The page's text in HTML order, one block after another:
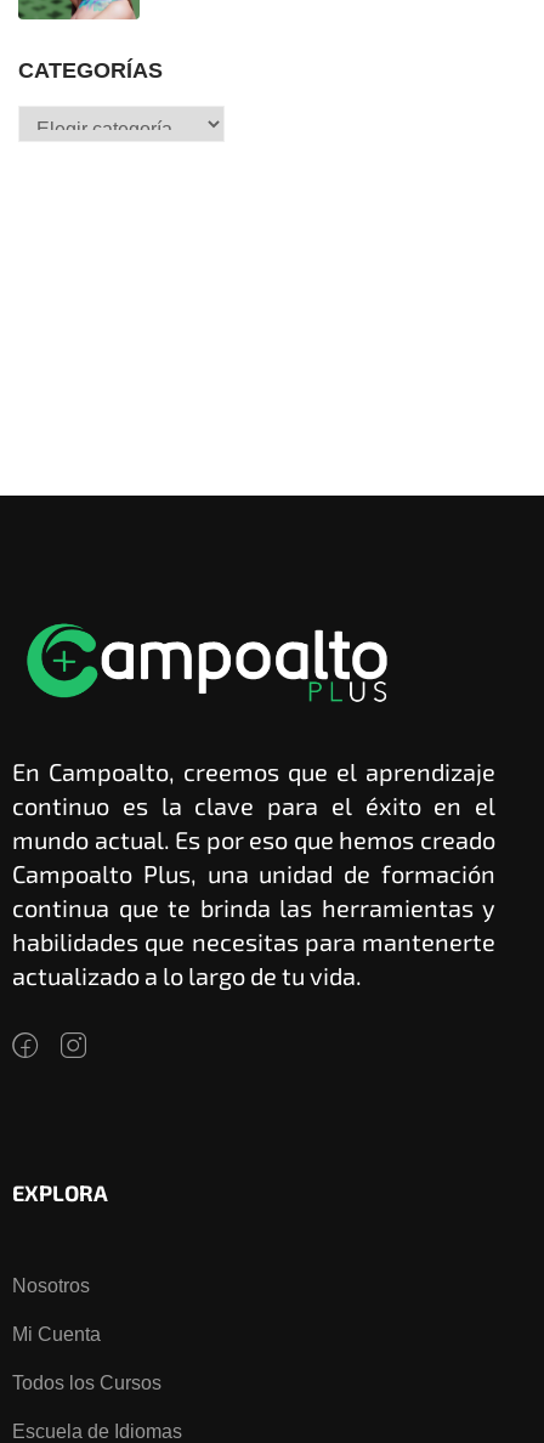
CATEGORÍAS
En Campoalto, creemos que el aprendizaje
continuo es la clave para el éxito en el
mundo actual. Es por eso que hemos creado
Campoalto Plus, una unidad de formación
continua que te brinda las herramientas y
habilidades que necesitas para mantenerte
actualizado a lo largo de tu vida.
EXPLORA
Nosotros
Mi Cuenta
Todos los Cursos
Escuela de Idiomas